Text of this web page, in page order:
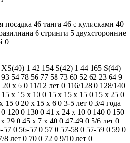
посадка 46 танга 46 с кулисками 40
6 стринги 5 двухсторонние
0
XS(40) 1 42 154 S(42) 1 44 165 S(44)
93 54 78 56 77 58 73 60 52 62 23 64 9
20 х 6 0 11/12 лет 0 116/128 0 128/140
15 х 15 х 10 0 15 х 15 х 15 0 15 х 25 0
15 0 20 х 15 х 6 0 3-5 лет 0 3/4 года
0 120 0 130 0 41 х 24 х 10 0 140 0 150
29 0 45 х 7 х 40 0 47-49 0 5/6 лет 0
57 0 56-57 0 57 0 57-58 0 57-59 0 59 0
8 лет 0 70 0 72 0 9/10 лет 0